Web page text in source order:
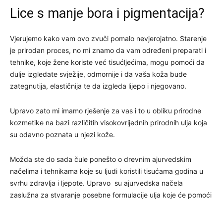
Lice s manje bora i pigmentacija?
Vjerujemo kako vam ovo zvuči pomalo nevjerojatno. Starenje
je prirodan proces, no mi znamo da vam određeni preparati i
tehnike, koje žene koriste već tisućljećima, mogu pomoći da
dulje izgledate svježije, odmornije i da vaša koža bude
zategnutija, elastičnija te da izgleda lijepo i njegovano.
Upravo zato mi imamo rješenje za vas i to u obliku prirodne
kozmetike na bazi različitih visokovrijednih prirodnih ulja koja
su odavno poznata u njezi kože.
Možda ste do sada čule ponešto o drevnim ajurvedskim
načelima i tehnikama koje su ljudi koristili tisućama godina u
svrhu zdravlja i ljepote. Upravo su ajurvedska načela
zaslužna za stvaranje posebne formulacije ulja koje će pomoći